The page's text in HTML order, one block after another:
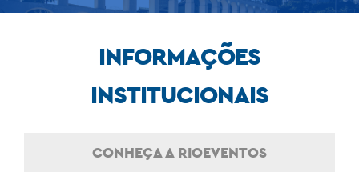
INFORMAÇÕES
INSTITUCIONAIS
CONHEÇA A RIOEVENTOS